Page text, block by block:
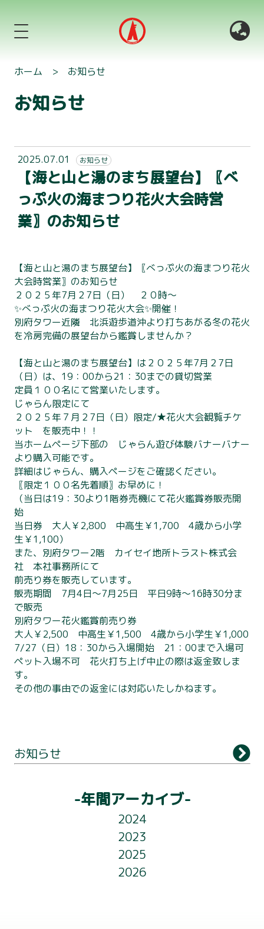
別府タワーについて
利用案内
展望台
アクセス
ライトアップ
フロアガイド
お問い合わせ
ホーム > お知らせ
お知らせ
2025.07.01 お知らせ
【海と山と湯のまち展望台】〖べ
っぷ火の海まつり花火大会時営
業〗のお知らせ
【海と山と湯のまち展望台】〖べっぷ火の海まつり花火
大会時営業〗のお知らせ
２０２５年7月２7日（日） ２０時～
✨べっぷ火の海まつり花火大会✨開催！
別府タワー近隣 北浜遊歩道沖より打ちあがる冬の花火
を冷房完備の展望台から鑑賞しませんか？
【海と山と湯のまち展望台】は２０２５年7月２7日
（日）は、19：00から21：30までの貸切営業
定員１００名にて営業いたします。
じゃらん限定にて
２０２５年７月２7日（日）限定/★花火大会観覧チケ
ット を販売中！！
当ホームページ下部の じゃらん遊び体験バナーバナー
より購入可能です。
詳細はじゃらん、購入ページをご確認ください。
〖限定１００名先着順〗お早めに！
（当日は19：30より1階券売機にて花火鑑賞券販売開
始
当日券 大人￥2,800 中高生￥1,700 4歳から小学
生￥1,100）
また、別府タワー2階 カイセイ地所トラスト株式会
社 本社事務所にて
前売り券を販売しています。
販売期間 7月4日～7月25日 平日9時～16時30分ま
で販売
別府タワー花火鑑賞前売り券
大人￥2,500 中高生￥1,500 4歳から小学生￥1,000
7/27（日）18：30から入場開始 21：00まで入場可
ペット入場不可 花火打ち上げ中止の際は返金致しま
す。
その他の事由での返金には対応いたしかねます。
お知らせ
-年間アーカイブ-
2024
2023
2025
2026